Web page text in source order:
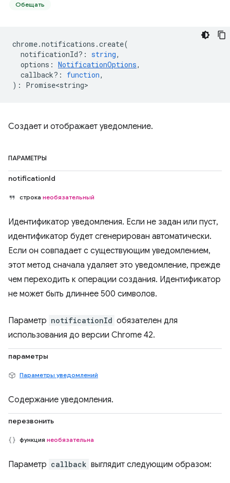
Обещать
chrome.notifications .create(
notificationId? : string,
options : NotificationOptions,
callback? : function,
) : Promise<string>
Создает и отображает уведомление.
ПАРАМЕТРЫ
notificationId
строка необязательный
Идентификатор уведомления. Если не задан или пуст,
идентификатор будет сгенерирован автоматически.
Если он совпадает с существующим уведомлением,
этот метод сначала удаляет это уведомление, прежде
чем переходить к операции создания. Идентификатор
не может быть длиннее 500 символов.
Параметр notificationId обязателен для
использования до версии Chrome 42.
параметры
Параметры уведомлений
Содержание уведомления.
перезвонить
функция необязательна
Параметр callback выглядит следующим образом: